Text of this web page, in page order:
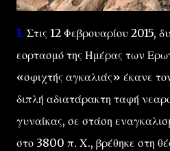
1. Στις 12 Φεβρουαρίου 2015,
εορτασμό της Ημέρας των
«σφιχτής αγκαλιάς» έκανε
διπλή αδιατάρακτη ταφή
γυναίκας, σε στάση
στο 3800 π. Χ., βρέθηκε στη